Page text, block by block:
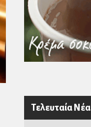
Τελευταία Νέα